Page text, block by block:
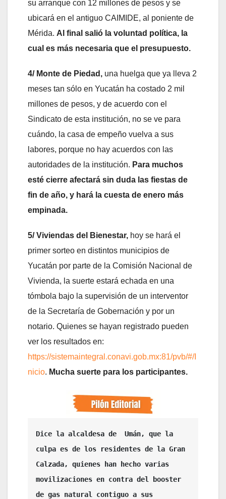
su arranque con 12 millones de pesos y se
ubicará en el antiguo CAIMIDE, al poniente de
Mérida. Al final salió la voluntad política, la
cual es más necesaria que el presupuesto.
4/ Monte de Piedad, una huelga que ya lleva 2
meses tan sólo en Yucatán ha costado 2 mil
millones de pesos, y de acuerdo con el
Sindicato de esta institución, no se ve para
cuándo, la casa de empeño vuelva a sus
labores, porque no hay acuerdos con las
autoridades de la institución. Para muchos
esté cierre afectará sin duda las fiestas de
fin de año, y hará la cuesta de enero más
empinada.
5/ Viviendas del Bienestar, hoy se hará el
primer sorteo en distintos municipios de
Yucatán por parte de la Comisión Nacional de
Vivienda, la suerte estará echada en una
tómbola bajo la supervisión de un interventor
de la Secretaría de Gobernación y por un
notario. Quienes se hayan registrado pueden
ver los resultados en:
https://sistemaintegral.conavi.gob.mx:81/pvb/#/I
nicio. Mucha suerte para los participantes.
Dice la alcaldesa de  Umán, que la
culpa es de los residentes de la Gran
Calzada, quienes han hecho varias
movilizaciones en contra del booster
de gas natural contiguo a sus